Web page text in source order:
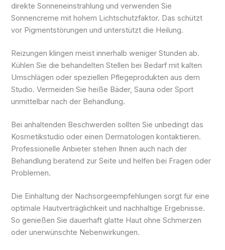
direkte Sonneneinstrahlung und verwenden Sie
Sonnencreme mit hohem Lichtschutzfaktor. Das schützt
vor Pigmentstörungen und unterstützt die Heilung.
Reizungen klingen meist innerhalb weniger Stunden ab.
Kühlen Sie die behandelten Stellen bei Bedarf mit kalten
Umschlägen oder speziellen Pflegeprodukten aus dem
Studio. Vermeiden Sie heiße Bäder, Sauna oder Sport
unmittelbar nach der Behandlung.
Bei anhaltenden Beschwerden sollten Sie unbedingt das
Kosmetikstudio oder einen Dermatologen kontaktieren.
Professionelle Anbieter stehen Ihnen auch nach der
Behandlung beratend zur Seite und helfen bei Fragen oder
Problemen.
Die Einhaltung der Nachsorgeempfehlungen sorgt für eine
optimale Hautverträglichkeit und nachhaltige Ergebnisse.
So genießen Sie dauerhaft glatte Haut ohne Schmerzen
oder unerwünschte Nebenwirkungen.